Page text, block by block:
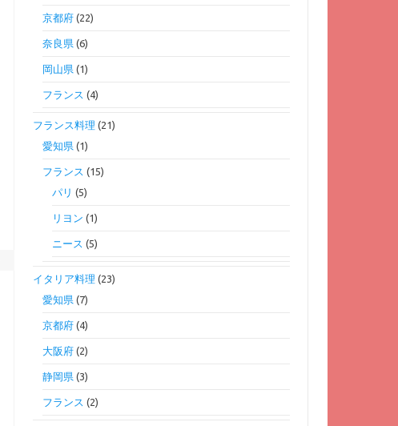
京都府(22)
奈良県(6)
岡山県(1)
フランス (4)
フランス料理 (21)
愛知県(1)
フランス (15)
パリ (5)
リヨン (1)
ニース (5)
イタリア料理 (23)
愛知県(7)
京都府(4)
大阪府(2)
静岡県(3)
フランス (2)